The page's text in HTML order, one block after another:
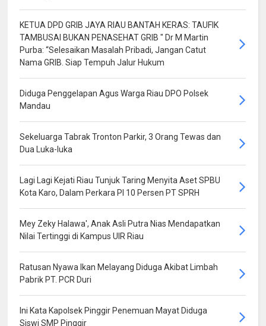
KETUA DPD GRIB JAYA RIAU BANTAH KERAS: TAUFIK
TAMBUSAI BUKAN PENASEHAT GRIB " Dr M Martin
Purba: “Selesaikan Masalah Pribadi, Jangan Catut
Nama GRIB. Siap Tempuh Jalur Hukum
Diduga Penggelapan Agus Warga Riau DPO Polsek
Mandau
Sekeluarga Tabrak Tronton Parkir, 3 Orang Tewas dan
Dua Luka-luka
Lagi Lagi Kejati Riau Tunjuk Taring Menyita Aset SPBU
Kota Karo, Dalam Perkara PI 10 Persen PT SPRH
Mey Zeky Halawa', Anak Asli Putra Nias Mendapatkan
Nilai Tertinggi di Kampus UIR Riau
Ratusan Nyawa Ikan Melayang Diduga Akibat Limbah
Pabrik PT. PCR Duri
Ini Kata Kapolsek Pinggir Penemuan Mayat Diduga
Siswi SMP Pinggir